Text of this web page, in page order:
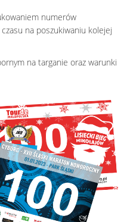
numerów
na poszukiwaniu kolejej
na targanie oraz warunki